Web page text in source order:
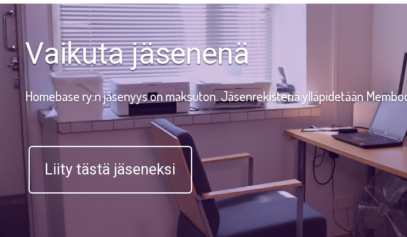
Vaikuta jäsenenä
Homebase ry:n jäsenyys on maksuton. Jäsenrekisteriä ylläpidetään
Liity tästä jäseneksi